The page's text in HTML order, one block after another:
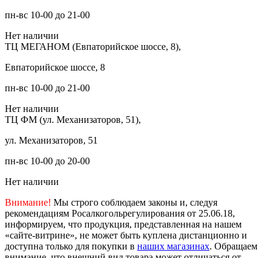
пн-вс 10-00 до 21-00
Нет наличии
ТЦ МЕГАНОМ (Евпаторийское шоссе, 8),
Евпаторийское шоссе, 8
пн-вс 10-00 до 21-00
Нет наличии
ТЦ ФМ (ул. Механизаторов, 51),
ул. Механизаторов, 51
пн-вс 10-00 до 20-00
Нет наличии
Внимание! Мы строго соблюдаем законы и, следуя
рекомендациям Росалкогольрегулирования от 25.06.18,
информируем, что продукция, представленная на нашем
«сайте-витрине», не может быть куплена дистанционно и
доступна только для покупки в наших магазинах. Обращаем